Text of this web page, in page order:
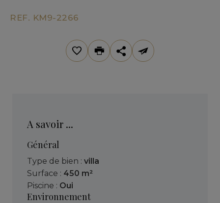
REF. KM9-2266
A savoir ...
Général
Type de bien : villa
Surface : 450 m²
Piscine : Oui
Environnement